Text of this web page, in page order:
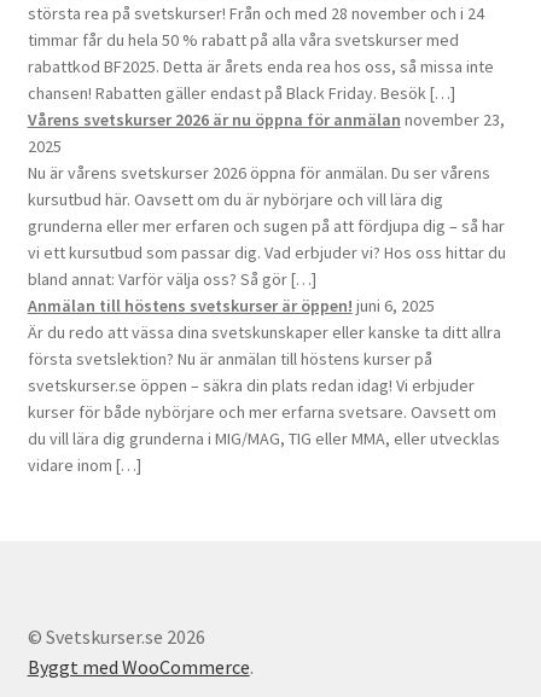
största rea på svetskurser! Från och med 28 november och i 24
timmar får du hela 50 % rabatt på alla våra svetskurser med
rabattkod BF2025. Detta är årets enda rea hos oss, så missa inte
chansen! Rabatten gäller endast på Black Friday. Besök […]
Vårens svetskurser 2026 är nu öppna för anmälan november 23,
2025
Nu är vårens svetskurser 2026 öppna för anmälan. Du ser vårens
kursutbud här. Oavsett om du är nybörjare och vill lära dig
grunderna eller mer erfaren och sugen på att fördjupa dig – så har
vi ett kursutbud som passar dig. Vad erbjuder vi? Hos oss hittar du
bland annat: Varför välja oss? Så gör […]
Anmälan till höstens svetskurser är öppen! juni 6, 2025
Är du redo att vässa dina svetskunskaper eller kanske ta ditt allra
första svetslektion? Nu är anmälan till höstens kurser på
svetskurser.se öppen – säkra din plats redan idag! Vi erbjuder
kurser för både nybörjare och mer erfarna svetsare. Oavsett om
du vill lära dig grunderna i MIG/MAG, TIG eller MMA, eller utvecklas
vidare inom […]
© Svetskurser.se 2026
Byggt med WooCommerce.